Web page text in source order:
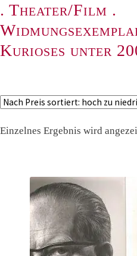
. Theater/Film .
Kurioses unter
Einzelnes Ergebnis wird